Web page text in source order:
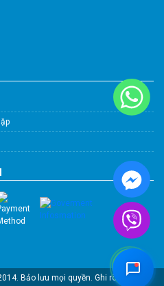
Bảo lưu mọi quyền. Ghi rõ nguồn ®